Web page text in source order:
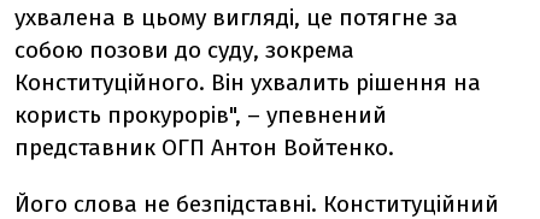
ухвалена в цьому вигляді, це потягне за
собою позови до суду, зокрема
Конституційного. Він ухвалить рішення на
користь прокурорів", – упевнений
представник ОГП Антон Войтенко.
Його слова не безпідставні. Конституційний